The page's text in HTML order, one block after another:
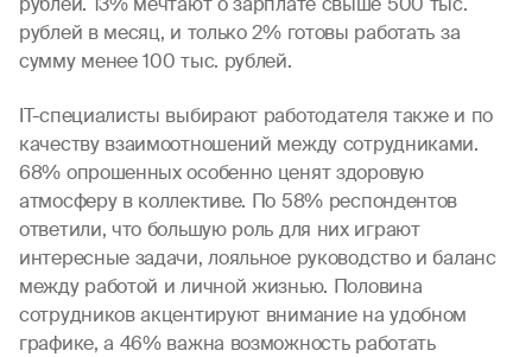
рублей в месяц, и только 2% готовы работать за
сумму менее 100 тыс. рублей.
IT-специалисты выбирают работодателя также и по
качеству взаимоотношений между сотрудниками.
68% опрошенных особенно ценят здоровую
атмосферу в коллективе. По 58% респондентов
ответили, что большую роль для них играют
интересные задачи, лояльное руководство и баланс
между работой и личной жизнью. Половина
сотрудников акцентируют внимание на удобном
графике, а 46% важна возможность работать